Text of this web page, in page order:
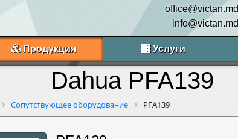
office@victan.md
info@victan.md
Продукция Услуги
Dahua PFA139
Сопутствующее оборудование PFA139